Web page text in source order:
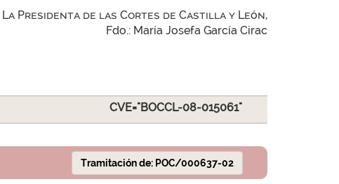
La Presidenta de las Cortes de Castilla y León,
Fdo.: María Josefa García Cirac
CVE="BOCCL-08-015061"
Tramitación de: POC/000637-02